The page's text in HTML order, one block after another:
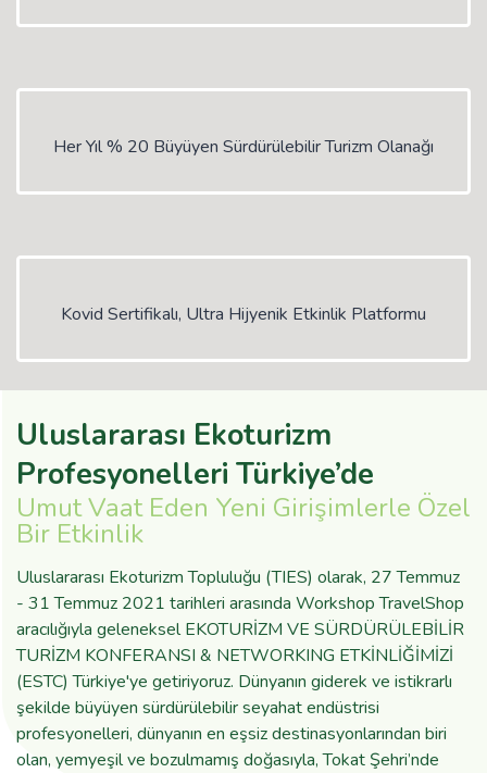
Her Yıl % 20 Büyüyen Sürdürülebilir Turizm Olanağı
Kovid Sertifikalı, Ultra Hijyenik Etkinlik Platformu
Uluslararası Ekoturizm
Profesyonelleri Türkiye’de
Umut Vaat Eden Yeni Girişimlerle Özel
Bir Etkinlik
Uluslararası Ekoturizm Topluluğu (TIES) olarak, 27 Temmuz
- 31 Temmuz 2021 tarihleri arasında Workshop TravelShop
aracılığıyla geleneksel EKOTURİZM VE SÜRDÜRÜLEBİLİR
TURİZM KONFERANSI & NETWORKING ETKİNLİĞİMİZİ
(ESTC) Türkiye'ye getiriyoruz. Dünyanın giderek ve istikrarlı
şekilde büyüyen sürdürülebilir seyahat endüstrisi
profesyonelleri, dünyanın en eşsiz destinasyonlarından biri
olan, yemyeşil ve bozulmamış doğasıyla, Tokat Şehri’nde